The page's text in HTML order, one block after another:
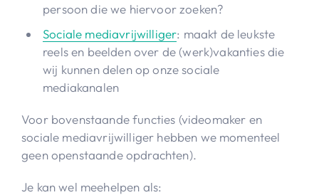
persoon die we hiervoor zoeken?
Sociale mediavrijwilliger: maakt de leukste
reels en beelden over de (werk)vakanties die
wij kunnen delen op onze sociale
mediakanalen
Voor bovenstaande functies (videomaker en
sociale mediavrijwilliger hebben we momenteel
geen openstaande opdrachten).
Je kan wel meehelpen als: